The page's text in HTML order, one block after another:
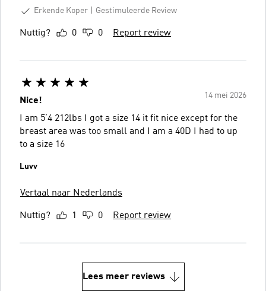
Erkende Koper
Gestimuleerde Review
Nuttig? 0 0 Report review
14 mei 2026
Nice!
I am 5’4 212lbs I got a size 14 it fit nice except for the
breast area was too small and I am a 40D I had to up
to a size 16
Luvv
Vertaal naar Nederlands
Nuttig? 1 0 Report review
Lees meer reviews